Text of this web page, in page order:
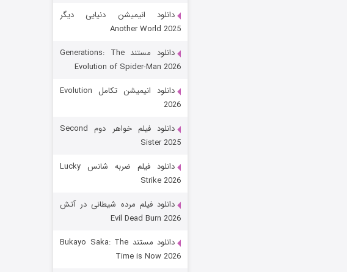
رویایی برای تو
قسمت
دانلود انیمیشن دنیایی دیگر
Another World 2025
دانلود مستند Generations: The
Evolution of Spider-Man 2026
دانلود انیمیشن تکامل Evolution
2026
دانلود فیلم خواهر دوم Second
Sister 2025
دانلود فیلم ضربه شانس Lucky
Strike 2026
دانلود فیلم مرده شیطانی در آتش
Evil Dead Burn 2026
دانلود مستند Bukayo Saka: The
Time is Now 2026